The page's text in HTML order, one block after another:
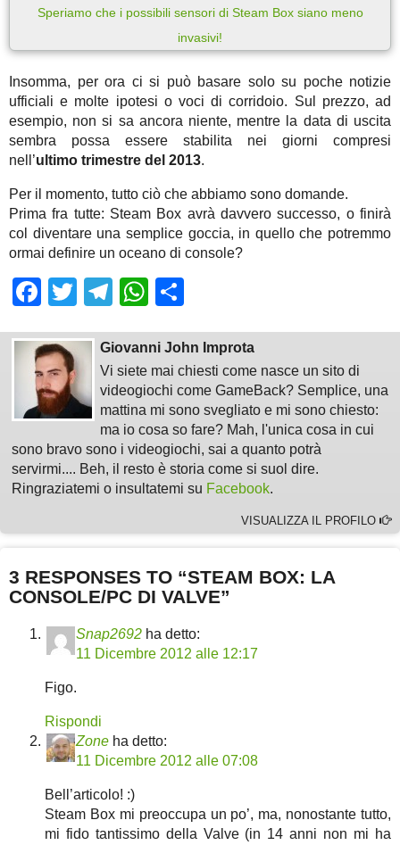
Speriamo che i possibili sensori di Steam Box siano meno
invasivi!
Insomma, per ora ci si può basare solo su poche notizie
ufficiali e molte ipotesi o voci di corridoio. Sul prezzo, ad
esempio, non si sa ancora niente, mentre la data di uscita
sembra possa essere stabilita nei giorni compresi
nell’ultimo trimestre del 2013.
Per il momento, tutto ciò che abbiamo sono domande.
Prima fra tutte: Steam Box avrà davvero successo, o finirà
col diventare una semplice goccia, in quello che potremmo
ormai definire un oceano di console?
Facebook
TwitterTelegram
WhatsApp
Giovanni John Improta
Vi siete mai chiesti come nasce un sito di
videogiochi come GameBack? Semplice, una
mattina mi sono svegliato e mi sono chiesto:
ma io cosa so fare? Mah, l'unica cosa in cui
sono bravo sono i videogiochi, sai a quanto potrà
servirmi.... Beh, il resto è storia come si suol dire.
Ringraziatemi o insultatemi su Facebook.
VISUALIZZA IL PROFILO
3 RESPONSES TO “STEAM BOX: LA
CONSOLE/PC DI VALVE”
Snap2692 ha detto:
11 Dicembre 2012 alle 12:17
Figo.
Rispondi
Zone ha detto:
11 Dicembre 2012 alle 07:08
Bell’articolo! :)
Steam Box mi preoccupa un po’, ma, nonostante tutto,
mi fido tantissimo della Valve (in 14 anni non mi ha